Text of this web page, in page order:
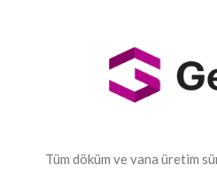
Tüm döküm ve vana üretim